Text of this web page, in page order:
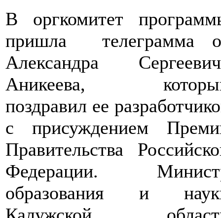
В оргкомитет
пришла телеграмма
Александра
Аникеева,
поздравил ее
с присуждением
Правительства
Федерации.
образования и